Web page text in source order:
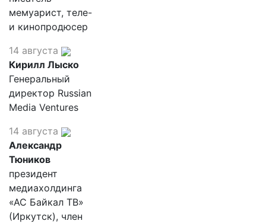
мемуарист, теле-
и кинопродюсер
14 августа
Кирилл Лыско
Генеральный
директор Russian
Media Ventures
14 августа
Александр
Тюников
президент
медиахолдинга
«АС Байкал ТВ»
(Иркутск), член